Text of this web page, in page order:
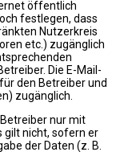
öffentlich
festlegen, dass
Nutzerkreis
etc.) zugänglich
Die E-Mail-
den Betreiber und
zugänglich.
nur mit
gilt nicht, sofern er
der Daten (z. B.